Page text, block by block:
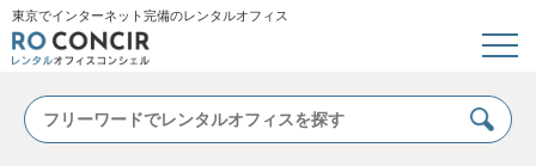
東京でインターネット完備のレンタルオフィス